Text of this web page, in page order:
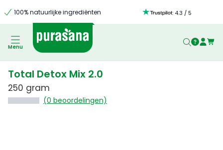
100% natuurlijke ingrediënten : 4.3 /5
Menu
Total Detox Mix 2.0
250 gram
(0 beoordelingen)